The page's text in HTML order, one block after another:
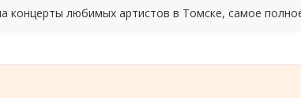
концерты любимых артистов в Томске, самое